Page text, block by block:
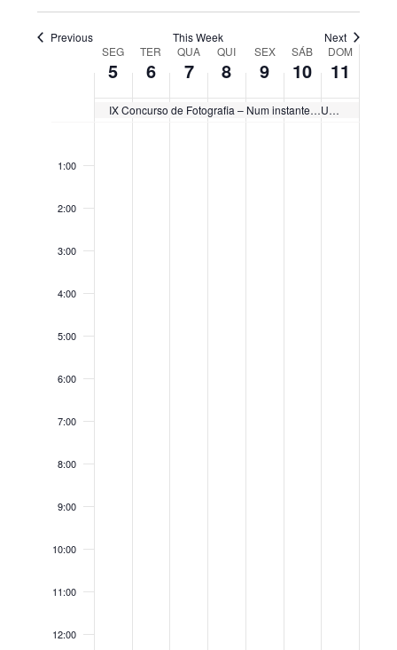
Previous This Week Next
Eventos
SEG
5
TER
6
QUA
7
QUI
8
SEX
9
SÁB
10
DOM
11
IX Concurso de Fotografia – Num instante…Um novo olhar
1:00
2:00
3:00
4:00
5:00
6:00
7:00
8:00
9:00
10:00
11:00
12:00
Maio
this